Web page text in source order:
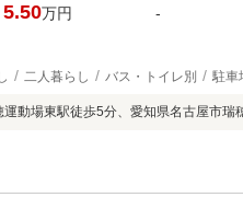
5.50万円 -
二人暮らし バス・トイレ別 駐車
運動場東駅徒歩5分、愛知県名古屋市